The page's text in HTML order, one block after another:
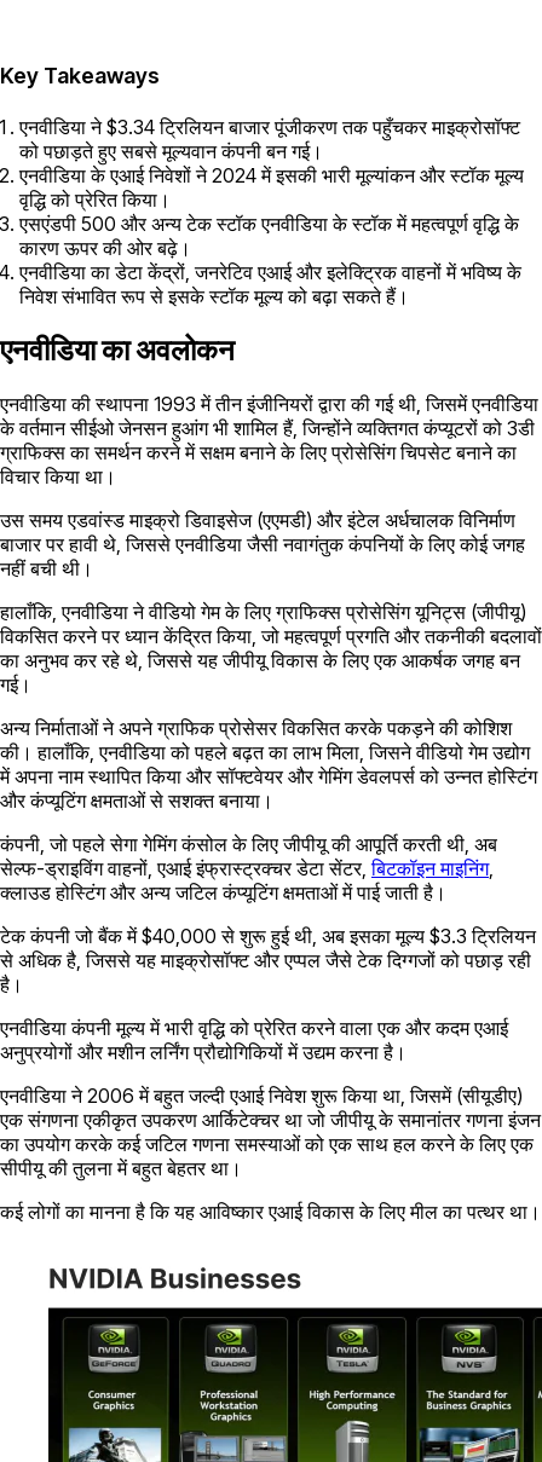
Key Takeaways
एनवीडिया ने $3.34 ट्रिलियन बाजार पूंजीकरण तक पहुँचकर माइक्रोसॉफ्ट
को पछाड़ते हुए सबसे मूल्यवान कंपनी बन गई।
एनवीडिया के एआई निवेशों ने 2024 में इसकी भारी मूल्यांकन और स्टॉक मूल्य
वृद्धि को प्रेरित किया।
एसएंडपी 500 और अन्य टेक स्टॉक एनवीडिया के स्टॉक में महत्वपूर्ण वृद्धि के
कारण ऊपर की ओर बढ़े।
एनवीडिया का डेटा केंद्रों, जनरेटिव एआई और इलेक्ट्रिक वाहनों में भविष्य के
निवेश संभावित रूप से इसके स्टॉक मूल्य को बढ़ा सकते हैं।
एनवीडिया का अवलोकन
एनवीडिया की स्थापना 1993 में तीन इंजीनियरों द्वारा की गई थी, जिसमें एनवीडिया
के वर्तमान सीईओ जेनसन हुआंग भी शामिल हैं, जिन्होंने व्यक्तिगत कंप्यूटरों को 3डी
ग्राफिक्स का समर्थन करने में सक्षम बनाने के लिए प्रोसेसिंग चिपसेट बनाने का
विचार किया था।
उस समय एडवांस्ड माइक्रो डिवाइसेज (एएमडी) और इंटेल अर्धचालक विनिर्माण
बाजार पर हावी थे, जिससे एनवीडिया जैसी नवागंतुक कंपनियों के लिए कोई जगह
नहीं बची थी।
हालाँकि, एनवीडिया ने वीडियो गेम के लिए ग्राफिक्स प्रोसेसिंग यूनिट्स (जीपीयू)
विकसित करने पर ध्यान केंद्रित किया, जो महत्वपूर्ण प्रगति और तकनीकी बदलावों
का अनुभव कर रहे थे, जिससे यह जीपीयू विकास के लिए एक आकर्षक जगह बन
गई।
अन्य निर्माताओं ने अपने ग्राफिक प्रोसेसर विकसित करके पकड़ने की कोशिश
की। हालाँकि, एनवीडिया को पहले बढ़त का लाभ मिला, जिसने वीडियो गेम उद्योग
में अपना नाम स्थापित किया और सॉफ्टवेयर और गेमिंग डेवलपर्स को उन्नत होस्टिंग
और कंप्यूटिंग क्षमताओं से सशक्त बनाया।
कंपनी, जो पहले सेगा गेमिंग कंसोल के लिए जीपीयू की आपूर्ति करती थी, अब
सेल्फ-ड्राइविंग वाहनों, एआई इंफ्रास्ट्रक्चर डेटा सेंटर,बिटकॉइन माइनिंग,
क्लाउड होस्टिंग और अन्य जटिल कंप्यूटिंग क्षमताओं में पाई जाती है।
टेक कंपनी जो बैंक में $40,000 से शुरू हुई थी, अब इसका मूल्य $3.3 ट्रिलियन
से अधिक है, जिससे यह माइक्रोसॉफ्ट और एप्पल जैसे टेक दिग्गजों को पछाड़ रही
है।
एनवीडिया कंपनी मूल्य में भारी वृद्धि को प्रेरित करने वाला एक और कदम एआई
अनुप्रयोगों और मशीन लर्निंग प्रौद्योगिकियों में उद्यम करना है।
एनवीडिया ने 2006 में बहुत जल्दी एआई निवेश शुरू किया था, जिसमें (सीयूडीए)
एक संगणना एकीकृत उपकरण आर्किटेक्चर था जो जीपीयू के समानांतर गणना इंजन
का उपयोग करके कई जटिल गणना समस्याओं को एक साथ हल करने के लिए एक
सीपीयू की तुलना में बहुत बेहतर था।
कई लोगों का मानना ​​है कि यह आविष्कार एआई विकास के लिए मील का पत्थर था।